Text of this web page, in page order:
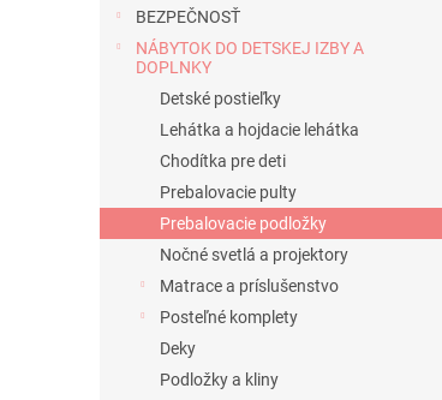
BEZPEČNOSŤ
NÁBYTOK DO DETSKEJ IZBY A
DOPLNKY
Detské postieľky
Lehátka a hojdacie lehátka
Chodítka pre deti
Prebalovacie pulty
Prebalovacie podložky
Nočné svetlá a projektory
Matrace a príslušenstvo
Posteľné komplety
Deky
Podložky a kliny